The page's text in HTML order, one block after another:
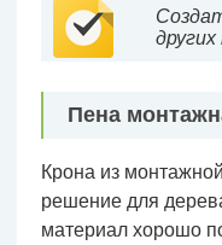
Пена
Крона из
решение для
материал хорошо